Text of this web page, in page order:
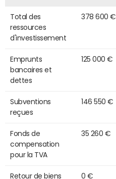
Total des
ressources
d'investissement
378 600 €
Emprunts
bancaires et
dettes
125 000 €
Subventions
reçues
146 550 €
Fonds de
compensation
pour la TVA
35 260 €
Retour de biens 0 €